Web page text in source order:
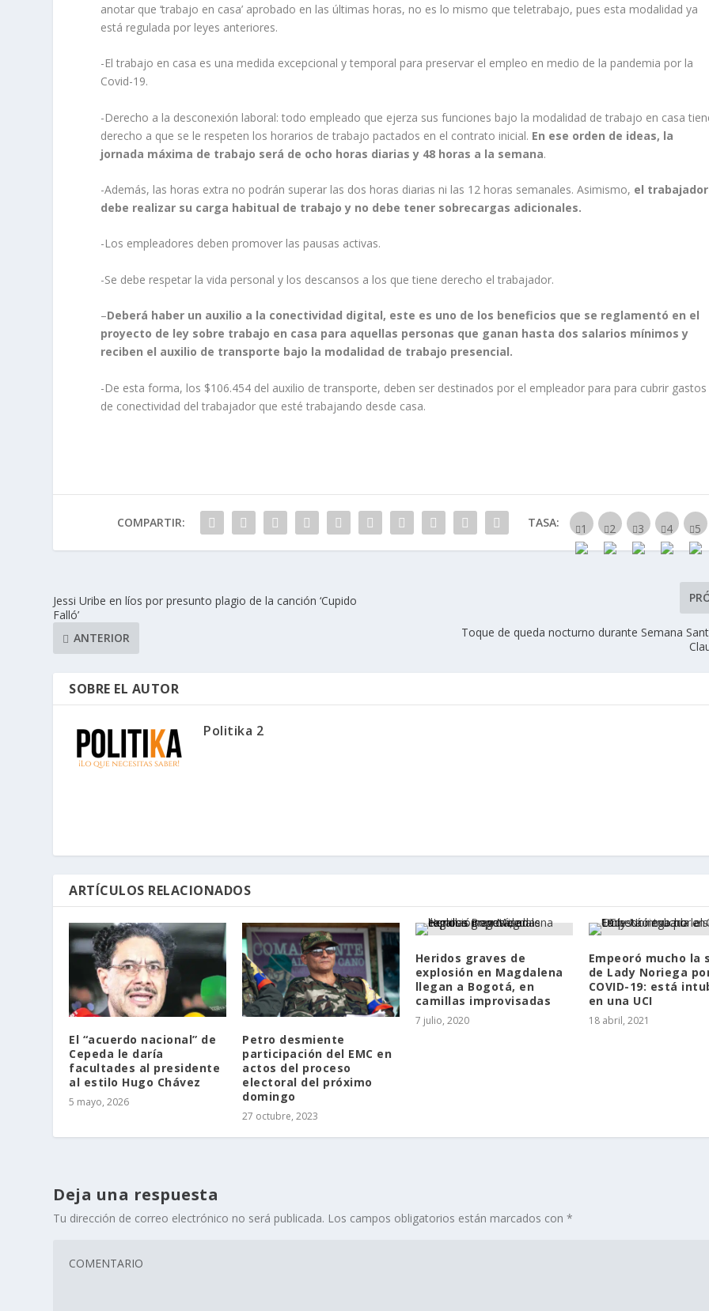
anotar que ‘trabajo en casa’ aprobado en las últimas horas, no es lo mismo que teletrabajo, pues esta modalidad ya
está regulada por leyes anteriores.
-El trabajo en casa es una medida excepcional y temporal para preservar el empleo en medio de la pandemia por la
Covid-19.
-Derecho a la desconexión laboral: todo empleado que ejerza sus funciones bajo la modalidad de trabajo en casa
derecho a que se le respeten los horarios de trabajo pactados en el contrato inicial. En ese orden de ideas, la
jornada máxima de trabajo será de ocho horas diarias y 48 horas a la semana.
-Además, las horas extra no podrán superar las dos horas diarias ni las 12 horas semanales. Asimismo, el trabajador
debe realizar su carga habitual de trabajo y no debe tener sobrecargas adicionales.
-Los empleadores deben promover las pausas activas.
-Se debe respetar la vida personal y los descansos a los que tiene derecho el trabajador.
–Deberá haber un auxilio a la conectividad digital, este es uno de los beneficios que se reglamentó en el
proyecto de ley sobre trabajo en casa para aquellas personas que ganan hasta dos salarios mínimos y
reciben el auxilio de transporte bajo la modalidad de trabajo presencial.
-De esta forma, los $106.454 del auxilio de transporte, deben ser destinados por el empleador para para cubrir gastos
de conectividad del trabajador que esté trabajando desde casa.
COMPARTIR: TASA:
Jessi Uribe en líos por presunto plagio de la canción ‘Cupido
Falló’
ANTERIOR
Toque de queda nocturno durante Semana
SOBRE EL AUTOR
Politika 2
ARTÍCULOS RELACIONADOS
El “acuerdo nacional” de
Cepeda le daría
facultades al presidente
al estilo Hugo Chávez
5 mayo, 2026
Petro desmiente
participación del EMC en
actos del proceso
electoral del próximo
domingo
27 octubre, 2023
Heridos graves de
explosión en Magdalena
llegan a Bogotá, en
camillas improvisadas
7 julio, 2020
Empeoró mucho la
de Lady Noriega
COVID-19: está
en una UCI
18 abril, 2021
Deja una respuesta
Tu dirección de correo electrónico no será publicada. Los campos obligatorios están marcados con*